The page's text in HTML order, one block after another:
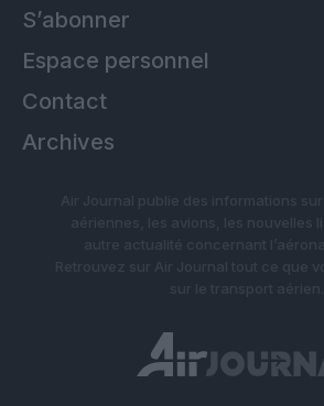
S’abonner
Espace personnel
Contact
Archives